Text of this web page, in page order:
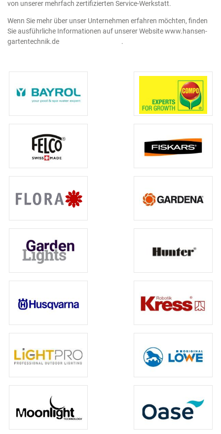
von unserer mehrfach zertifizierten Service-Werkstatt.
Wenn Sie mehr über unser Unternehmen erfahren möchten, finden
Sie ausführliche Informationen auf unserer Website www.hansen-
gartentechnik.de
.